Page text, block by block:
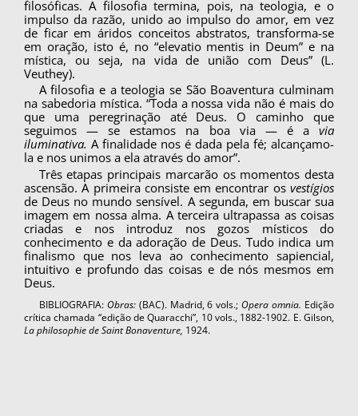
filosóficas. A filosofia termina, pois, na teologia, e o
impul­so da razão, unido ao impulso do amor, em vez
de ficar em áridos conceitos abstratos, transfor­ma-se
em oração, isto é, no “elevatio mentis in Deum” e na
mística, ou seja, na vida de união com Deus” (L.
Veuthey).
A filosofia e a teologia se São Boaventura culminam
na sabedoria mística. “Toda a nossa vida não é mais do
que uma peregrinação até Deus. O caminho que
seguimos — se estamos na boa via — é a via
iluminativa. A finalidade nos é dada pela fé; alcançamo-
la e nos unimos a ela atra­vés do amor”.
Três etapas principais marcarão os momentos desta
ascensão. A primeira consiste em encontrar os vestígios
de Deus no mundo sensível. A se­gunda, em buscar sua
imagem em nossa alma. A terceira ultrapassa as coisas
criadas e nos intro­duz nos gozos místicos do
conhecimento e da adoração de Deus. Tudo indica um
finalismo que nos leva ao conhecimento sapiencial,
intuitivo e profundo das coisas e de nós mesmos em
Deus.
BIBLIOGRAFIA: Obras:(BAC). Madrid, 6 vols.;Ope­ra omnia. Edição
crítica chamada “edição de Quaracchi”, 10 vols., 1882-1902. E. Gilson,
La philosophie de Saint Bonaventure, 1924.